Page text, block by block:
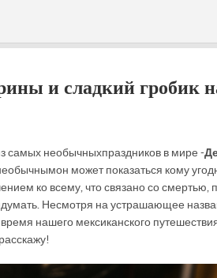
и сладкий гробик
самых необычных праздников в мире -
он может показаться кому
ко всему, что связано со смертью,
Несмотря на устрашающее
нашего мексиканского